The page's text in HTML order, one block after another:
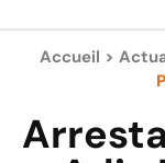
Accueil >